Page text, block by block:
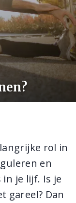
rol in
en
je lijf. Is je
gareel? Dan